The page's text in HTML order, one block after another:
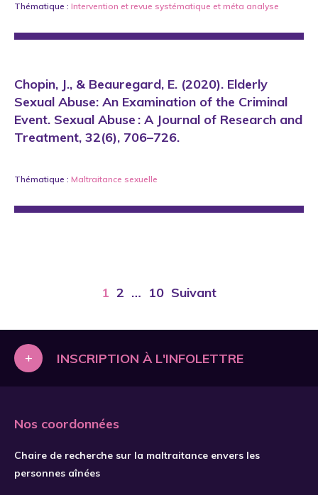
Thématique : Intervention et revue systématique et méta analyse
Chopin, J., & Beauregard, E. (2020). Elderly
Sexual Abuse: An Examination of the Criminal
Event. Sexual Abuse : A Journal of Research and
Treatment, 32(6), 706–726.
Thématique : Maltraitance sexuelle
1 2 … 10 Suivant
+ INSCRIPTION À L'INFOLETTRE
Nos coordonnées
Chaire de recherche sur la maltraitance envers les
personnes aînées